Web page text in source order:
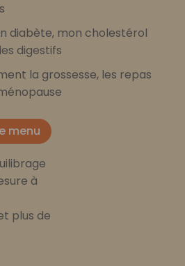
diabète, mon cholestérol
digestifs
la grossesse, les repas
menu
à
plus de